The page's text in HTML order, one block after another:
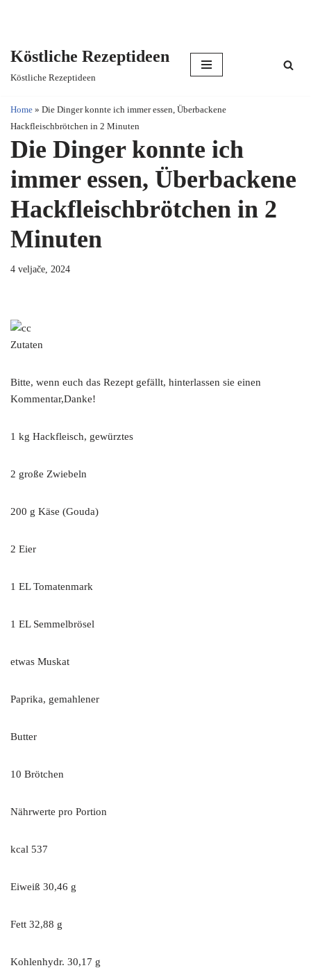
content
Köstliche Rezeptideen
Köstliche Rezeptideen
Home » Die Dinger konnte ich immer essen, Überbackene
Hackfleischbrötchen in 2 Minuten
Die Dinger konnte ich
immer essen, Überbackene
Hackfleischbrötchen in 2
Minuten
4 veljače, 2024
Zutaten
Bitte, wenn euch das Rezept gefällt, hinterlassen sie einen
Kommentar,Danke!
1 kg Hackfleisch, gewürztes
2 große Zwiebeln
200 g Käse (Gouda)
2 Eier
1 EL Tomatenmark
1 EL Semmelbrösel
etwas Muskat
Paprika, gemahlener
Butter
10 Brötchen
Nährwerte pro Portion
kcal 537
Eiweiß 30,46 g
Fett 32,88 g
Kohlenhydr. 30,17 g